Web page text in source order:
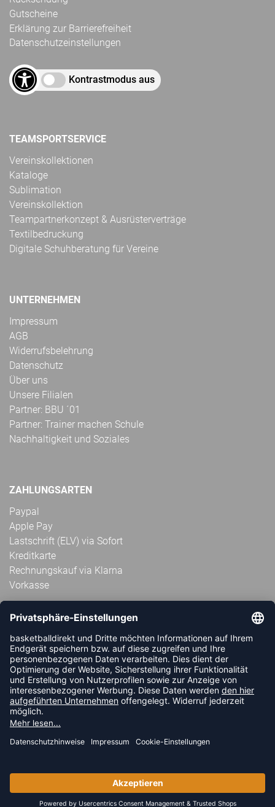
Gutscheine
Erklärung zur Barrierefreiheit
Datenschutzeinstellungen
Kontrastmodus aus
TEAMSPORTSERVICE
Vereinskollektionen
Kataloge
Sublimation
Vereinskollektion
Teampartnerkonzept & Ausrüsterverträge
Textilbedruckung
Digitale Schuhberatung für Vereine
UNTERNEHMEN
Impressum
AGB
Widerrufsbelehrung
Datenschutz
Über uns
Unsere Filialen
Partner: BBU ´01
Partner: Trainer machen Schule
Nachhaltigkeit und Soziales
ZAHLUNGSARTEN
Paypal
Apple Pay
Lastschrift (ELV) via Sofort
Kreditkarte
Rechnungskauf via Klarna
Vorkasse
ABONNIERE JETZT DEN KOSTENLOSEN
HANDBALLDIREKT-NEWSLETTER UND VERPASSE KEINE
NEUIGKEIT ODER AKTION MEHR.
JETZT ANMELDEN